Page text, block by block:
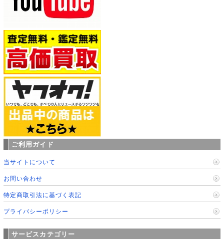
ご利用ガイド
当サイトについて
お問い合わせ
特定商取引法に基づく表記
プライバシーポリシー
サービスカテゴリー